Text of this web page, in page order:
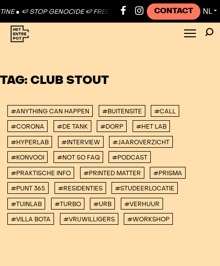
● 🍉 STOP GENOCIDE 🍉 FREE PALESTINE ● 🍉 STOP GENOCIDE
CONTACT NL ▼
TAG: CLUB STOUT
#ANYTHING CAN HAPPEN #BUITENSITE #CALL
#CORONA #DE TANK #DORP #HET LAB
#HYPERLAB #INTERVIEW #JAAROVERZICHT
#KONVOOI #NOT SO FAQ #PODCAST
#PRAKTISCHE INFO #PRINTED MATTER #PRISMA
#PUNT 365 #RESIDENTIES #STUDEERLOCATIE
#TUINLAB #TURBO #URB #VERHUUR
#VILLA BOTA #VRIJWILLIGERS #WORKSHOP